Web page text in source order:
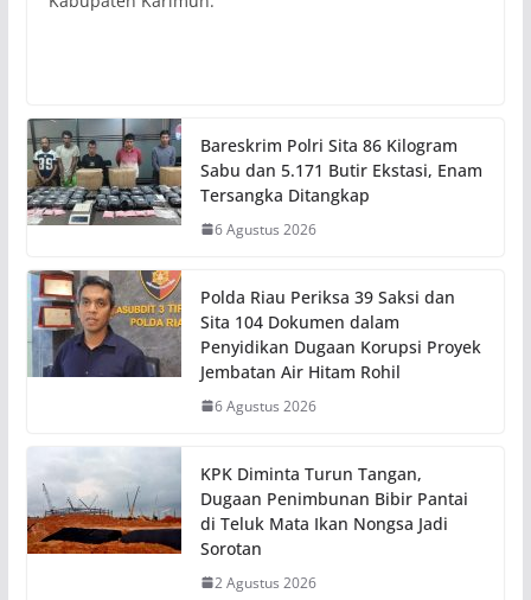
Bareskrim Polri Sita 86 Kilogram
Sabu dan 5.171 Butir Ekstasi, Enam
Tersangka Ditangkap
6 Agustus 2026
Polda Riau Periksa 39 Saksi dan
Sita 104 Dokumen dalam
Penyidikan Dugaan Korupsi Proyek
Jembatan Air Hitam Rohil
6 Agustus 2026
KPK Diminta Turun Tangan,
Dugaan Penimbunan Bibir Pantai
di Teluk Mata Ikan Nongsa Jadi
Sorotan
2 Agustus 2026